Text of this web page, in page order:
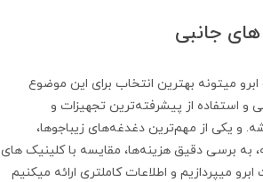
جانبی
میتونه بهترین انتخاب برای این موضوع
و استفاده از پیشرفته‌ترین تجهیزات و
و یکی از مهم‌ترین دغدغه‌های زیباجوها،
به برسی دقیق هزینه‌ها، مقایسه با کلینیک های
میپردازیم و اطلاعات کاملتری ارائه میکنیم